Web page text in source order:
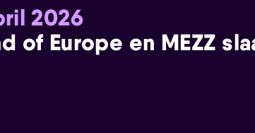
2026
of Europe en MEZZ